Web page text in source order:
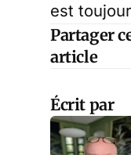
est
Partager
article
Écrit par